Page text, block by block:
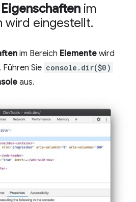
Eigenschaften im
wird eingestellt.
im Bereich Elemente wird
Sie console.dir($0)
aus.